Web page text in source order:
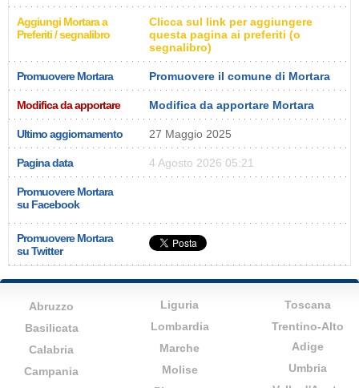
Aggiungi Mortara a
Preferiti / segnalibro
Clicca sul link per aggiungere
questa pagina ai preferiti (o
segnalibro)
Promuovere Mortara Promuovere il comune di Mortara
Modifica da apportare Modifica da apportare Mortara
Ultimo aggiornamento 27 Maggio 2025
Pagina data 4 Agosto 2026 05:21
Promuovere Mortara
su Facebook
Promuovere Mortara
su Twitter
Abruzzo
Basilicata
Calabria
Campania
Liguria
Lombardia
Marche
Molise
Toscana
Trentino-Alto
Adige
Umbria